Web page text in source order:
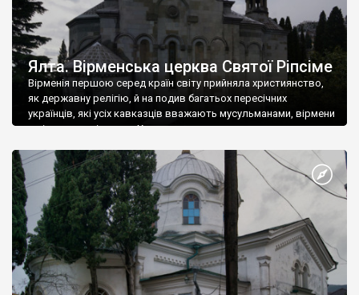
Ялта. Вірменська церква Святої Ріпсіме
Вірменія першою серед країн світу прийняла християнство,
як державну релігію, й на подив багатьох пересічних
українців, які усіх кавказців вважають мусульманами, вірмени
є відданими вірянами Христа